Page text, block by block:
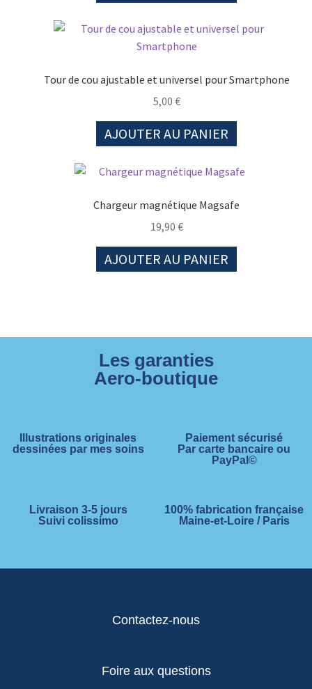
Tour de cou ajustable et universel pour Smartphone
5,00 €
AJOUTER AU PANIER
Chargeur magnétique Magsafe
19,90 €
AJOUTER AU PANIER
Les garanties
Aero-boutique
Illustrations originales
dessinées par mes soins
Paiement sécurisé
Par carte bancaire ou
PayPal©
Livraison 3-5 jours
Suivi colissimo
100% fabrication française
Maine-et-Loire / Paris
Contactez-nous
Foire aux questions